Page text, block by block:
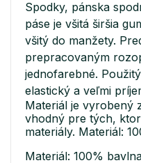
Spodky, pánska
páse je všitá širšia
všitý do manžety.
prepracovaným
jednofarebné.
elastický a veľmi
Materiál je vyrobený
vhodný pre tých,
materiály. Materiál:
Materiál: 100%